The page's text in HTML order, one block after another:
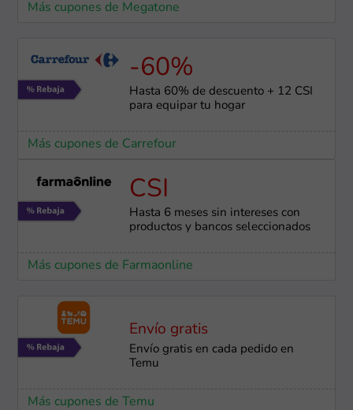
Más cupones de Megatone
-60%
Hasta 60% de descuento + 12 CSI
para equipar tu hogar
Más cupones de Carrefour
CSI
Hasta 6 meses sin intereses con
productos y bancos seleccionados
Más cupones de Farmaonline
Envío gratis
Envío gratis en cada pedido en
Temu
Más cupones de Temu